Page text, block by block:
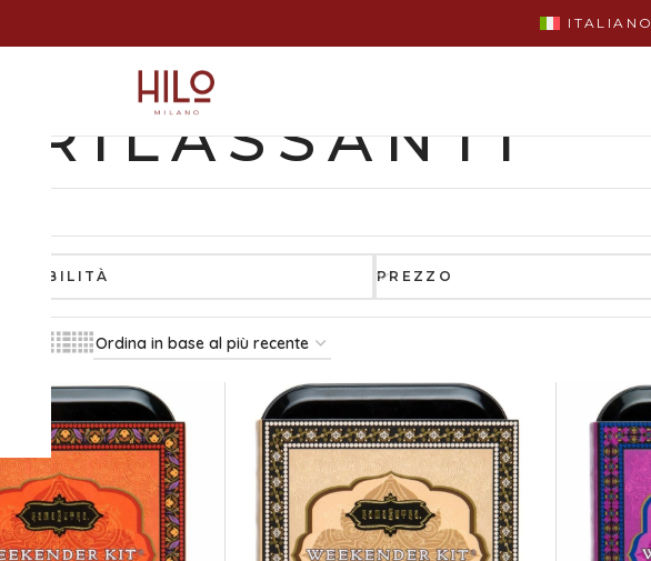
ITALIANO
RILASSANTI
PREZZO